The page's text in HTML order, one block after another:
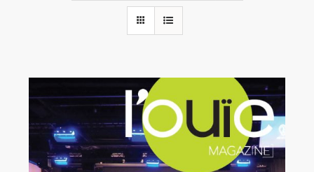
Annonces emploi